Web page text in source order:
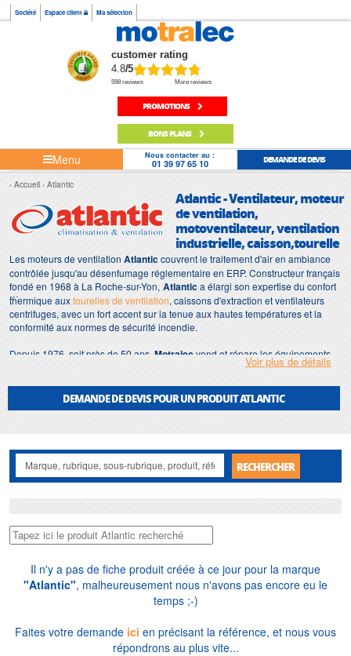
Société Espace client Ma sélection
customer rating
4.8/5
598 reviews More reviews
PROMOTIONS
BONS PLANS
Menu Nous contacter au :
01 39 97 65 10 DEMANDE DE DEVIS
Accueil Atlantic
Atlantic - Ventilateur, moteur
de ventilation,
motoventilateur, ventilation
industrielle, caisson,tourelle
Les moteurs de ventilation Atlanticcouvrent le traitement d'air en ambiance
contrôlée jusqu'au désenfumage réglementaire en ERP. Constructeur français
fondé en 1968 à La Roche-sur-Yon, Atlantica élargi son expertise du confort
thermique auxtourelles de ventilation, caissons d'extraction et ventilateurs
centrifuges, avec un fort accent sur la tenue aux hautes températures et la
conformité aux normes de sécurité incendie.
Depuis 1976, soit près de 50 ans, Motralecvend et répare les équipements
en France et à l'export. Nous dimensionnons
installons en Île-de-France (diagnostic, bobinage, intervention d'urgence), et
tenons un stock de références et de pièces pour professionnels comme pour
Voir plus de détails
DEMANDE DE DEVIS POUR UN PRODUIT ATLANTIC
RECHERCHER
Il n'y a pas de fiche produit créée à ce jour pour la marque
"Atlantic", malheureusement nous n'avons pas encore eu le
temps ;-)
Faites votre demande ici en précisant la référence, et nous vous
répondrons au plus vite...